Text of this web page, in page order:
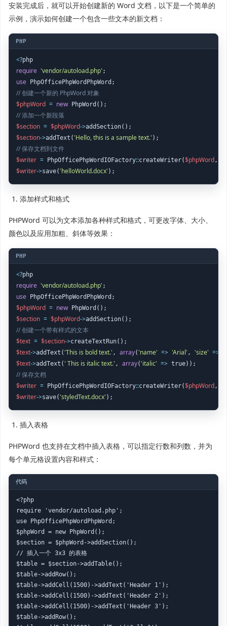
安装完成后，就可以开始创建新的 Word 文档，以下是一个简单的
示例，演示如何创建一个包含一些文本的新文档：
<?
require 'vendor/autoload.php'
use
// 创建一个新的 PhpWord 对象
$phpWord = new
// 添加一个新段落
$section = $phpWord->
$section->addText('Hello, this is a sample text.'
// 保存文档到文件
$writer = PhpOfficePhpWordIOFactory::createWriter($phpWord,
$writer->save('helloWorld.docx' );
添加样式和格式
PHPWord 可以为文本添加各种样式和格式，可更改字体、大小、
颜色以及应用加粗、斜体等效果：
<?
require 'vendor/autoload.php'
use
$phpWord = new
$section = $phpWord->
// 创建一个带有样式的文本
$text = $section->
$text->addText('This is bold text.' , array('name' => 'Arial' , 'size' =>
$text->addText(' This is italic text.' , array('italic' =>
// 保存文档
$writer = PhpOfficePhpWordIOFactory::createWriter($phpWord,
$writer->save('styledText.docx' );
插入表格
PHPWord 也支持在文档中插入表格，可以指定行数和列数，并为
每个单元格设置内容和样式：
<?php
require 'vendor/autoload.php';
use PhpOfficePhpWordPhpWord;
$phpWord = new PhpWord();
$section = $phpWord->addSection();
// 插入一个 3x3 的表格
$table = $section->addTable();
$table->addRow();
$table->addCell(1500)->addText('Header 1');
$table->addCell(1500)->addText('Header 2');
$table->addCell(1500)->addText('Header 3');
$table->addRow();